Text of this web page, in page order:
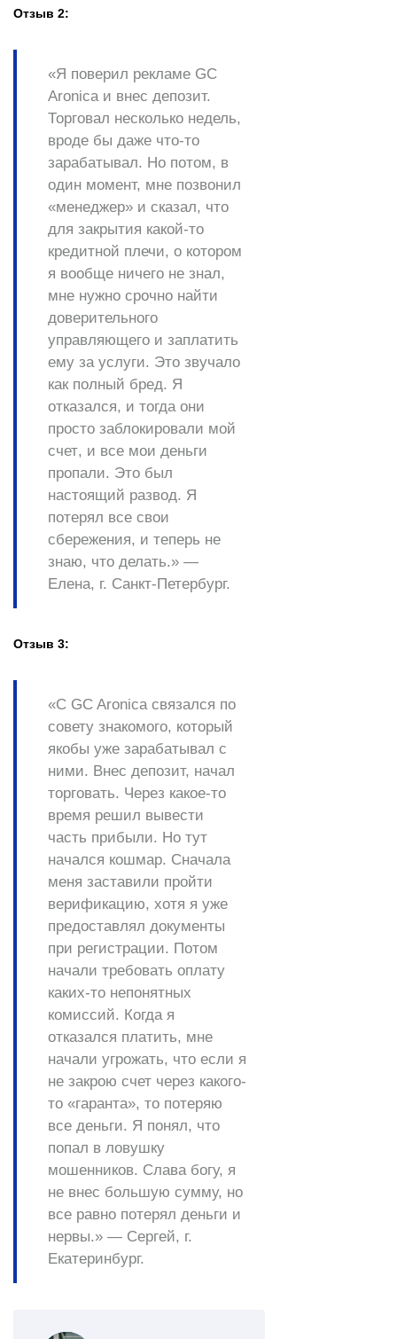
Отзыв 2:
«Я поверил рекламе GC
Aronicaи внес депозит.
Торговал несколько недель,
вроде бы даже что-то
зарабатывал. Но потом, в
один момент, мне позвонил
«менеджер» и сказал, что
для закрытия какой-то
кредитной плечи, о котором
я вообще ничего не знал,
мне нужно срочно найти
доверительного
управляющего и заплатить
ему за услуги. Это звучало
как полный бред. Я
отказался, и тогда они
просто заблокировали мой
счет, и все мои деньги
пропали. Это был
настоящий развод. Я
потерял все свои
сбережения, и теперь не
знаю, что делать.» —
Елена, г. Санкт-Петербург.
Отзыв 3:
«С GC Aronicaсвязался по
совету знакомого, который
якобы уже зарабатывал с
ними. Внес депозит, начал
торговать. Через какое-то
время решил вывести
часть прибыли. Но тут
начался кошмар. Сначала
меня заставили пройти
верификацию, хотя я уже
предоставлял документы
при регистрации. Потом
начали требовать оплату
каких-то непонятных
комиссий. Когда я
отказался платить, мне
начали угрожать, что если я
не закрою счет через какого-
то «гаранта», то потеряю
все деньги. Я понял, что
попал в ловушку
мошенников. Слава богу, я
не внес большую сумму, но
все равно потерял деньги и
нервы.» — Сергей, г.
Екатеринбург.